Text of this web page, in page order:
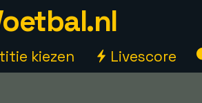
kiezen Livescore